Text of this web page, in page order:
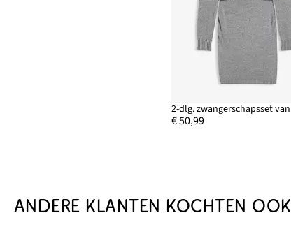
€ 50,99
ANDERE KLANTEN KOCHTEN OOK